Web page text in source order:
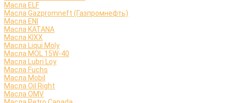
Масла ELF
Масла Gazpromneft (Газпромнефть)
Масла ENI
Масла KATANA
Масла KIXX
Масла Liqui Moly
Масла MOL 15W-40
Масла Lubri Loy
Масла Fuchs
Масла Mobil
Масла Oil Right
Масла OMV